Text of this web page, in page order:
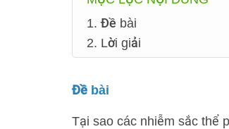
1. Đề bài
2. Lời giải
Đề bài
Tại sao các nhiễm sắc thể